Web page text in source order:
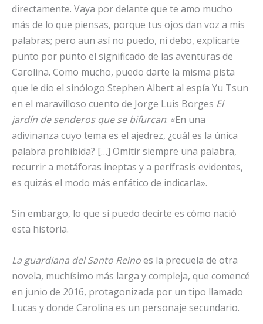
directamente. Vaya por delante que te amo mucho
más de lo que piensas, porque tus ojos dan voz a mis
palabras; pero aun así no puedo, ni debo, explicarte
punto por punto el significado de las aventuras de
Carolina. Como mucho, puedo darte la misma pista
que le dio el sinólogo Stephen Albert al espía Yu Tsun
en el maravilloso cuento de Jorge Luis Borges El
jardín de senderos que se bifurcan: «En una
adivinanza cuyo tema es el ajedrez, ¿cuál es la única
palabra prohibida? […] Omitir siempre una palabra,
recurrir a metáforas ineptas y a perífrasis evidentes,
es quizás el modo más enfático de indicarla».
Sin embargo, lo que sí puedo decirte es cómo nació
esta historia.
La guardiana del Santo Reinoes la precuela de otra
novela, muchísimo más larga y compleja, que comencé
en junio de 2016, protagonizada por un tipo llamado
Lucas y donde Carolina es un personaje secundario.